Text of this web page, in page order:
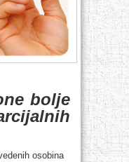
bolje
osobina